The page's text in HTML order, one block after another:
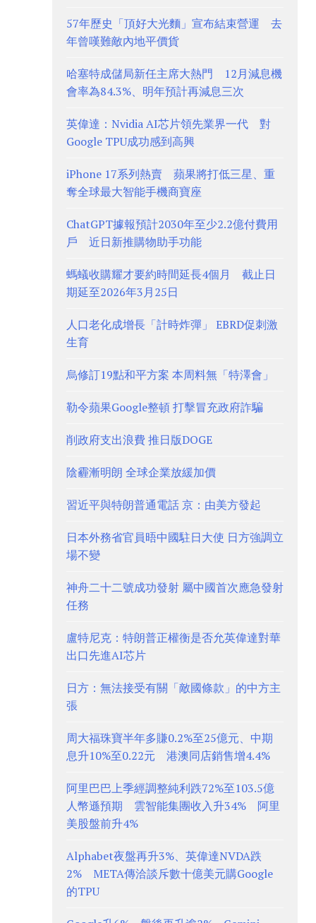
57年歷史「頂好大光麵」宣布結束營運 去
年曾嘆難敵內地平價貨
哈塞特成儲局新任主席大熱門 12月減息機
會率為84.3%、明年預計再減息三次
英偉達：Nvidia AI芯片領先業界一代 對
Google TPU成功感到高興
iPhone 17系列熱賣 蘋果將打低三星、重
奪全球最大智能手機商寶座
ChatGPT據報預計2030年至少2.2億付費用
戶 近日新推購物助手功能
螞蟻收購耀才要約時間延長4個月 截止日
期延至2026年3月25日
人口老化成增長「計時炸彈」 EBRD促刺激
生育
烏修訂19點和平方案 本周料無「特澤會」
勒令蘋果Google整頓 打擊冒充政府詐騙
削政府支出浪費 推日版DOGE
陰霾漸明朗 全球企業放緩加價
習近平與特朗普通電話 京：由美方發起
日本外務省官員晤中國駐日大使 日方強調立
場不變
神舟二十二號成功發射 屬中國首次應急發射
任務
盧特尼克：特朗普正權衡是否允英偉達對華
出口先進AI芯片
日方：無法接受有關「敵國條款」的中方主
張
周大福珠寶半年多賺0.2%至25億元、中期
息升10%至0.22元 港澳同店銷售增4.4%
阿里巴巴上季經調整純利跌72%至103.5億
人幣遜預期 雲智能集團收入升34% 阿里
美股盤前升4%
Alphabet夜盤再升3%、英偉達NVDA跌
2% META傳洽談斥數十億美元購Google
的TPU